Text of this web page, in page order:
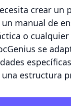
crear un
manual de
o
se
estructura